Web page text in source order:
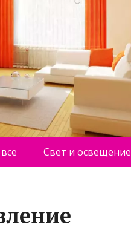
Свет и освещение